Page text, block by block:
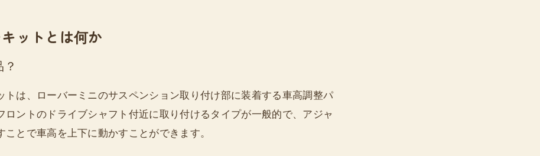
ットとは何か
？
トは、ローバーミニのサスペンション取り付け部に装着する車高調整パ
ロントのドライブシャフト付近に取り付けるタイプが一般的で、アジャ
ことで車高を上下に動かすことができます。